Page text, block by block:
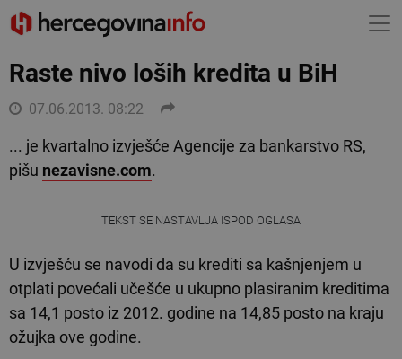
Raste nivo loših kredita u BiH
07.06.2013. 08:22
... je kvartalno izvješće Agencije za bankarstvo RS,
pišu nezavisne.com.
TEKST SE NASTAVLJA ISPOD OGLASA
U izvješću se navodi da su krediti sa kašnjenjem u
otplati povećali učešće u ukupno plasiranim kreditima
sa 14,1 posto iz 2012. godine na 14,85 posto na kraju
ožujka ove godine.